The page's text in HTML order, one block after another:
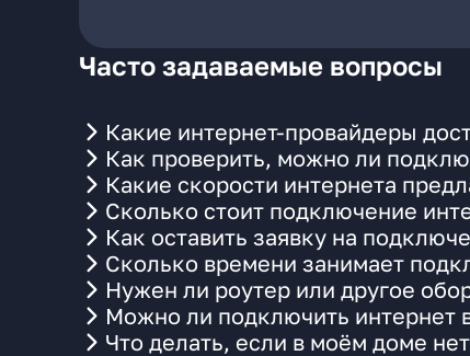
Часто задаваемые вопросы
Какие интернет-провайдеры
Как проверить, можно ли
Какие скорости интернета
Сколько стоит подключение
Как оставить заявку на
Сколько времени занимает
Нужен ли роутер или другое
Можно ли подключить интернет
Что делать, если в моём доме